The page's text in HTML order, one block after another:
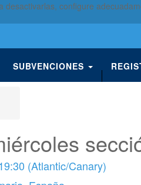
desactivarlas, configure
SUBVENCIONES
(Atlantic/Canary)